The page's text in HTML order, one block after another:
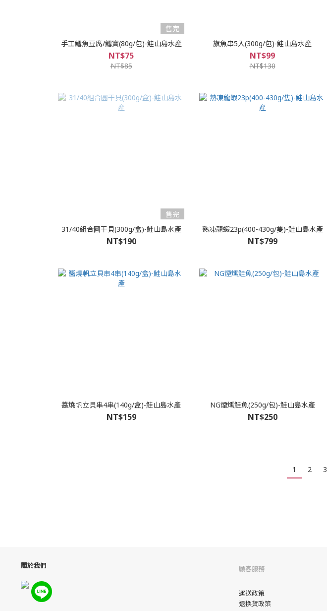
售完
手工鱈魚豆腐/鱈寶(80g/包)-鮭山島水產
NT$75
NT$85
旗魚串5入(300g/包)-鮭山島水產
NT$99
NT$130
售完
31/40組合圓干貝(300g/盒)-鮭山島水產
NT$190
熟凍龍蝦23p(400-430g/隻)-鮭山島水產
NT$799
醬燒帆立貝串4串(140g/盒)-鮭山島水產
NT$159
NG煙燻鮭魚(250g/包)-鮭山島水產
NT$250
1 2 3
關於我們 顧客服務
運送政策
退換貨政策